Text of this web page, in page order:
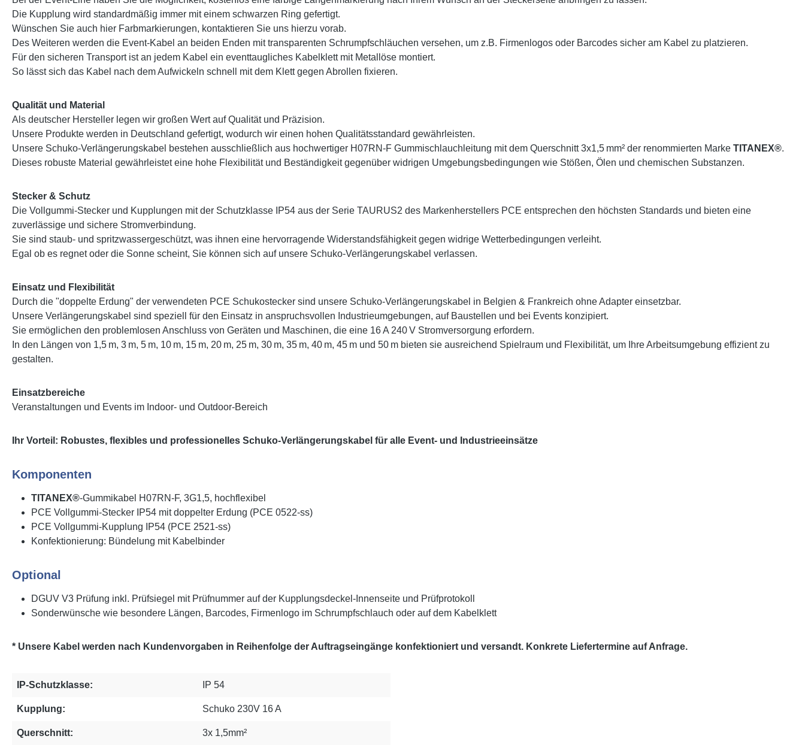
Die Kupplung wird standardmäßig immer mit einem schwarzen Ring gefertigt.
Wünschen Sie auch hier Farbmarkierungen, kontaktieren Sie uns hierzu vorab.
Des Weiteren werden die Event-Kabel an beiden Enden mit transparenten Schrumpfschläuchen versehen, um z.B. Firmenlogos oder Barcodes sicher am Kabel zu platzieren.
Für den sicheren Transport ist an jedem Kabel ein eventtaugliches Kabelklett mit Metallöse montiert.
So lässt sich das Kabel nach dem Aufwickeln schnell mit dem Klett gegen Abrollen fixieren.
Qualität und Material
Als deutscher Hersteller legen wir großen Wert auf Qualität und Präzision.
Unsere Produkte werden in Deutschland gefertigt, wodurch wir einen hohen Qualitätsstandard gewährleisten.
Unsere Schuko-Verlängerungskabel bestehen ausschließlich aus hochwertiger H07RN-F Gummischlauchleitung mit dem Querschnitt 3x1,5 mm² der renommierten Marke TITANEX®.
Dieses robuste Material gewährleistet eine hohe Flexibilität und Beständigkeit gegenüber widrigen Umgebungsbedingungen wie Stößen, Ölen und chemischen Substanzen.
Stecker & Schutz
Die Vollgummi-Stecker und Kupplungen mit der Schutzklasse IP54 aus der Serie TAURUS2 des Markenherstellers PCE entsprechen den höchsten Standards und bieten eine
zuverlässige und sichere Stromverbindung.
Sie sind staub- und spritzwassergeschützt, was ihnen eine hervorragende Widerstandsfähigkeit gegen widrige Wetterbedingungen verleiht.
Egal ob es regnet oder die Sonne scheint, Sie können sich auf unsere Schuko-Verlängerungskabel verlassen.
Einsatz und Flexibilität
Durch die "doppelte Erdung" der verwendeten PCE Schukostecker sind unsere Schuko-Verlängerungskabel in Belgien & Frankreich ohne Adapter einsetzbar.
Unsere Verlängerungskabel sind speziell für den Einsatz in anspruchsvollen Industrieumgebungen, auf Baustellen und bei Events konzipiert.
Sie ermöglichen den problemlosen Anschluss von Geräten und Maschinen, die eine 16 A 240 V Stromversorgung erfordern.
In den Längen von 1,5 m, 3 m, 5 m, 10 m, 15 m, 20 m, 25 m, 30 m, 35 m, 40 m, 45 m und 50 m bieten sie ausreichend Spielraum und Flexibilität, um Ihre Arbeitsumgebung effizient zu
gestalten.
Einsatzbereiche
Veranstaltungen und Events im Indoor- und Outdoor-Bereich
Ihr Vorteil: Robustes, flexibles und professionelles Schuko-Verlängerungskabel für alle Event- und Industrieeinsätze
Komponenten
TITANEX®-Gummikabel H07RN-F, 3G1,5, hochflexibel
PCE Vollgummi-Stecker IP54 mit doppelter Erdung (PCE 0522-ss)
PCE Vollgummi-Kupplung IP54 (PCE 2521-ss)
Konfektionierung: Bündelung mit Kabelbinder
Optional
DGUV V3 Prüfung inkl. Prüfsiegel mit Prüfnummer auf der Kupplungsdeckel-Innenseite und Prüfprotokoll
Sonderwünsche wie besondere Längen, Barcodes, Firmenlogo im Schrumpfschlauch oder auf dem Kabelklett
* Unsere Kabel werden nach Kundenvorgaben in Reihenfolge der Auftragseingänge konfektioniert und versandt. Konkrete Liefertermine auf Anfrage.
IP-Schutzklasse: IP 54
Kupplung: Schuko 230V 16 A
Querschnitt: 3x 1,5mm²